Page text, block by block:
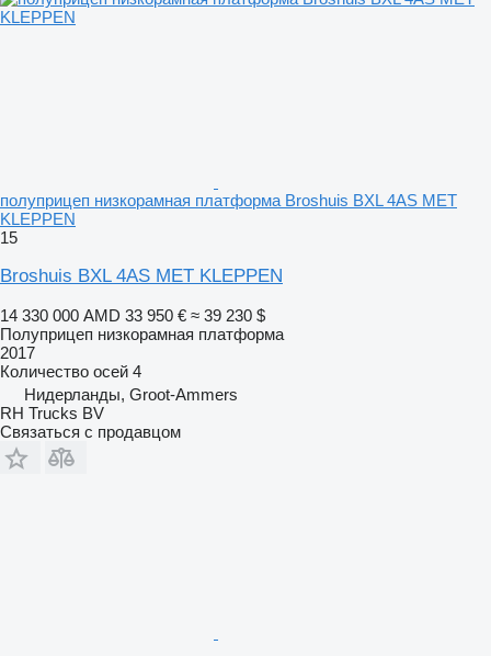
полуприцеп низкорамная платформа Broshuis BXL 4AS MET
KLEPPEN
15
Broshuis BXL 4AS MET KLEPPEN
14 330 000 AMD 33 950 € ≈ 39 230 $
Полуприцеп низкорамная платформа
2017
Количество осей 4
Нидерланды, Groot-Ammers
RH Trucks BV
Связаться с продавцом